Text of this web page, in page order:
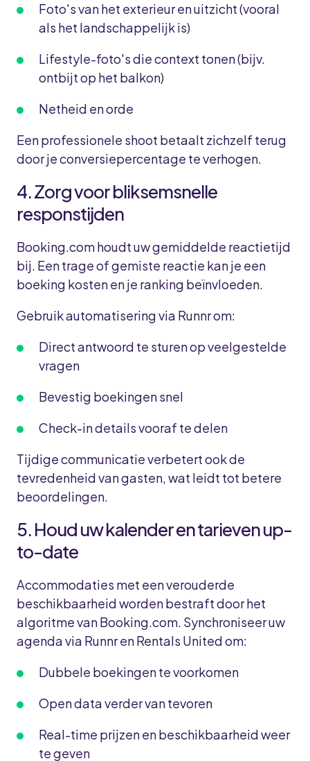
Foto's van het exterieur en uitzicht (vooral
als het landschappelijk is)
Lifestyle-foto's die context tonen (bijv.
ontbijt op het balkon)
Netheid en orde
Een professionele shoot betaalt zichzelf terug
door je conversiepercentage te verhogen.
4. Zorg voor bliksemsnelle
responstijden
Booking.com houdt uw gemiddelde reactietijd
bij. Een trage of gemiste reactie kan je een
boeking kosten en je ranking beïnvloeden.
Gebruik automatisering via Runnr om:
Direct antwoord te sturen op veelgestelde
vragen
Bevestig boekingen snel
Check-in details vooraf te delen
Tijdige communicatie verbetert ook de
tevredenheid van gasten, wat leidt tot betere
beoordelingen.
5. Houd uw kalender en tarieven up-
to-date
Accommodaties met een verouderde
beschikbaarheid worden bestraft door het
algoritme van Booking.com. Synchroniseer uw
agenda via Runnr en Rentals United om:
Dubbele boekingen te voorkomen
Open data verder van tevoren
Real-time prijzen en beschikbaarheid weer
te geven